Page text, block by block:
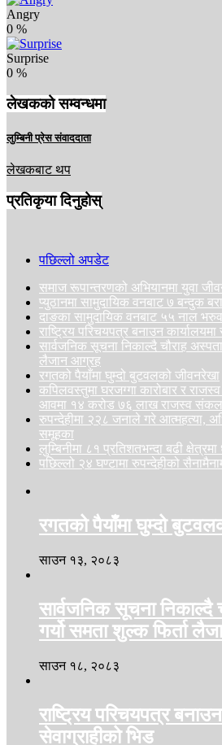
Angry
0 %
Surprise
0 %
लेखकको सम्वन्धमा
लुम्बिनी प्रेस संवाददाता
लेखकबाट थप
प्रतिकृया दिनुहोस्
पछिल्लो अपडेट
समाज रूपान्तरणको अभियानमा युवा
प्युठानमा सामुदायिक वनबाट ७ बन्दुक
दाङका सामुदायिक वनबाट ५५ नाल
राष्ट्रिय परिचयपत्र बनाउन कार्यालयमा
सार्वजनिक सूचना निकाल्दै चौराह
लैजान आग्रह
रगतको पैयाँमा घुम्दो बुटवलको जीवनरेखा
कपिलवस्तुमा घरजग्गा कारोबार र
आवमा १४ करोड ७६ लाख राजस्व
रुपन्देहीमा २२८ जनाले गरे आत्महत्या,
समूहका
लुम्बिनीमा ८१ प्रतिशतभन्दा बढी
पछिल्लो २४ घण्टामा रुपन्देहीको
रगतको पैयाँमा घुम्दो
साउन १३, २०८३
सार्वजनिक सूचना निकाल्दै
गर्यो समता शुल्क फिर्ता
साउन १८, २०८३
राष्ट्रिय परिचयपत्र
सेवाग्राहीको भिड